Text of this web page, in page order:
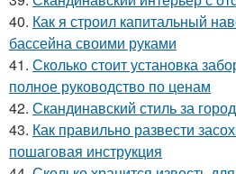
40. Как я строил капитальный
бассейна своими руками
41. Сколько стоит установка
полное руководство по ценам
42. Скандинавский стиль за
43. Как правильно развести
пошаговая инструкция